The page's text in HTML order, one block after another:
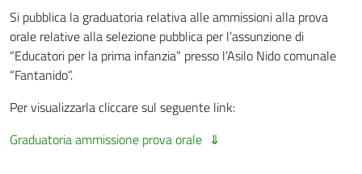
Si pubblica la graduatoria relativa alle ammissioni alla prova
orale relative alla selezione pubblica per l’assunzione di
“Educatori per la prima infanzia” presso l’Asilo Nido comunale
“Fantanido”.
Per visualizzarla cliccare sul seguente link:
Graduatoria ammissione prova orale